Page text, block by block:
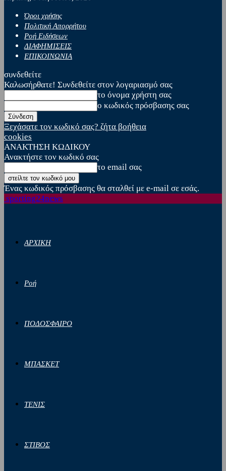
Όροι χρήσης
Πολιτική Απορρήτου
Ροή Ειδήσεων
ΔΙΑΦΗΜΙΣΕΙΣ
ΕΠΙΚΟΙΝΩΝΙΑ
συνδεθείτε
Καλωσήρθατε! Συνδεθείτε στον λογαριασμό σας
το όνομα χρήστη σας
ο κωδικός πρόσβασης σας
Ξεχάσατε τον κωδικό σας? ζήτα βοήθεια
cookies
ΑΝΑΚΤΗΣΗ ΚΩΔΙΚΟΥ
Ανακτήστε τον κωδικό σας
το email σας
Ένας κωδικός πρόσβασης θα σταλθεί με e-mail σε εσάς.
sporting24news
ΑΡΧΙΚΗ
Ροή
ΠΟΔΟΣΦΑΙΡΟ
ΜΠΑΣΚΕΤ
ΤΕΝΙΣ
ΣΤΙΒΟΣ